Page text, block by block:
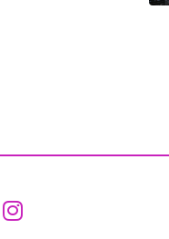
Aceder ao
Aceder ao